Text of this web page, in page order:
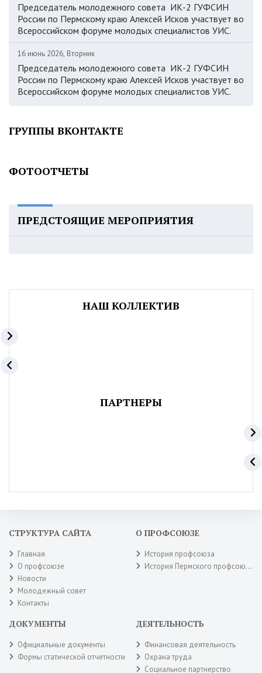
Председатель молодежного совета ИК-2 ГУФСИН
России по Пермскому краю Алексей Исков участвует во
Всероссийском форуме молодых специалистов УИС.
16 июнь 2026, Вторник
Председатель молодежного совета ИК-2 ГУФСИН
России по Пермскому краю Алексей Исков участвует во
Всероссийском форуме молодых специалистов УИС.
ГРУППЫ ВКОНТАКТЕ
ФОТООТЧЕТЫ
ПРЕДСТОЯЩИЕ МЕРОПРИЯТИЯ
НАШ КОЛЛЕКТИВ
ПАРТНЕРЫ
СТРУКТУРА САЙТА
Главная
О профсоюзе
Новости
Молодежный совет
Контакты
О ПРОФСОЮЗЕ
История профсоюза
История Пермского профсоюза
ДОКУМЕНТЫ
Официальные документы
Формы статической отчетности
ДЕЯТЕЛЬНОСТЬ
Финансовая деятельность
Охрана труда
Социальное партнерство